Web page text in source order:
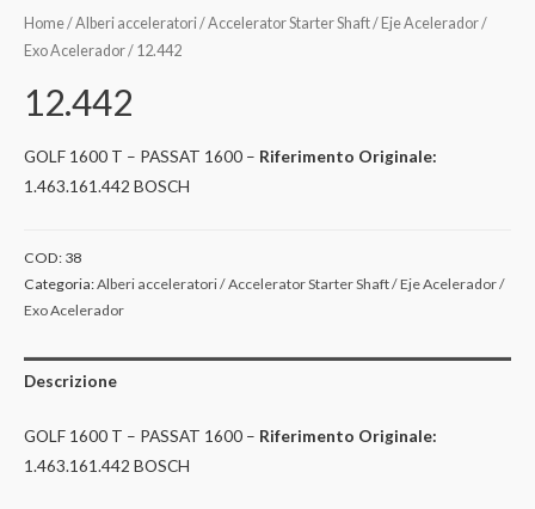
Home/Alberi acceleratori / Accelerator Starter Shaft / Eje Acelerador /
Exo Acelerador/ 12.442
12.442
GOLF 1600 T – PASSAT 1600 – Riferimento Originale:
1.463.161.442 BOSCH
COD: 38
Categoria:Alberi acceleratori / Accelerator Starter Shaft / Eje Acelerador /
Exo Acelerador
Descrizione
GOLF 1600 T – PASSAT 1600 – Riferimento Originale:
1.463.161.442 BOSCH